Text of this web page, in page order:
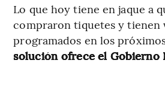
Lo que hoy tiene en jaque a
compraron tiquetes y tienen
programados en los
solución ofrece el Gobierno